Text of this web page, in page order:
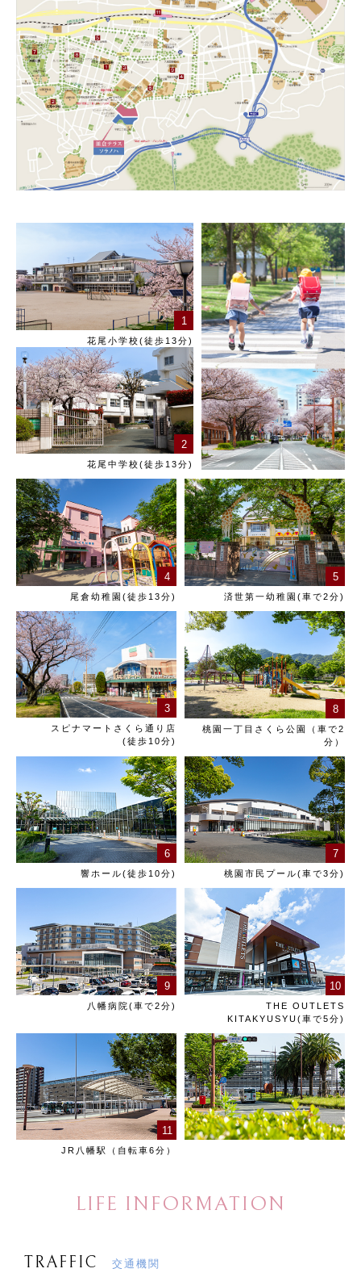
1
花尾小学校(徒歩13分)
2
花尾中学校(徒歩13分)
4
尾倉幼稚園(徒歩13分)
5
済世第一幼稚園(車で2分)
3
スピナマートさくら通り店
(徒歩10分)
8
桃園一丁目さくら公園（車で2
分）
6
響ホール(徒歩10分)
7
桃園市民プール(車で3分)
9
八幡病院(車で2分)
10
THE OUTLETS
KITAKYUSYU(車で5分)
11
JR八幡駅（自転車6分）
LIFE INFORMATION
TRAFFIC 交通機関